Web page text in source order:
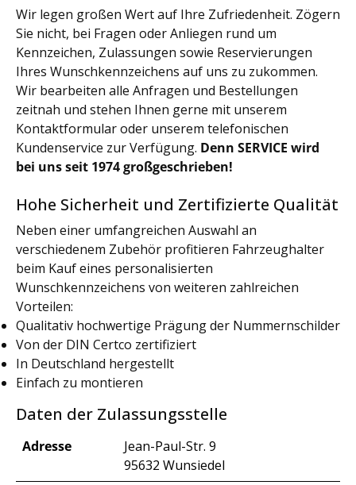
Wir legen großen Wert auf Ihre Zufriedenheit. Zögern
Sie nicht, bei Fragen oder Anliegen rund um
Kennzeichen, Zulassungen sowie Reservierungen
Ihres Wunschkennzeichens auf uns zu zukommen.
Wir bearbeiten alle Anfragen und Bestellungen
zeitnah und stehen Ihnen gerne mit unserem
Kontaktformular oder unserem telefonischen
Kundenservice zur Verfügung. Denn SERVICE wird
bei uns seit 1974 großgeschrieben!
Hohe Sicherheit und Zertifizierte Qualität
Neben einer umfangreichen Auswahl an
verschiedenem Zubehör profitieren Fahrzeughalter
beim Kauf eines personalisierten
Wunschkennzeichens von weiteren zahlreichen
Vorteilen:
Qualitativ hochwertige Prägung der Nummernschilder
Von der DIN Certco zertifiziert
In Deutschland hergestellt
Einfach zu montieren
Daten der Zulassungsstelle
Adresse
Jean-Paul-Str. 9
95632 Wunsiedel